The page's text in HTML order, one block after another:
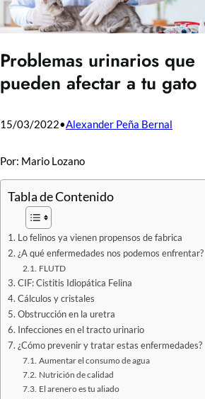
Problemas urinarios que
pueden afectar a tu gato
15/03/2022•Alexander Peña Bernal
Por: Mario Lozano
Tabla de Contenido
Lo felinos ya vienen propensos de fabrica
¿A qué enfermedades nos podemos enfrentar?
FLUTD
CIF: Cistitis Idiopática Felina
Cálculos y cristales
Obstrucción en la uretra
Infecciones en el tracto urinario
¿Cómo prevenir y tratar estas enfermedades?
Aumentar el consumo de agua
Nutrición de calidad
El arenero es tu aliado